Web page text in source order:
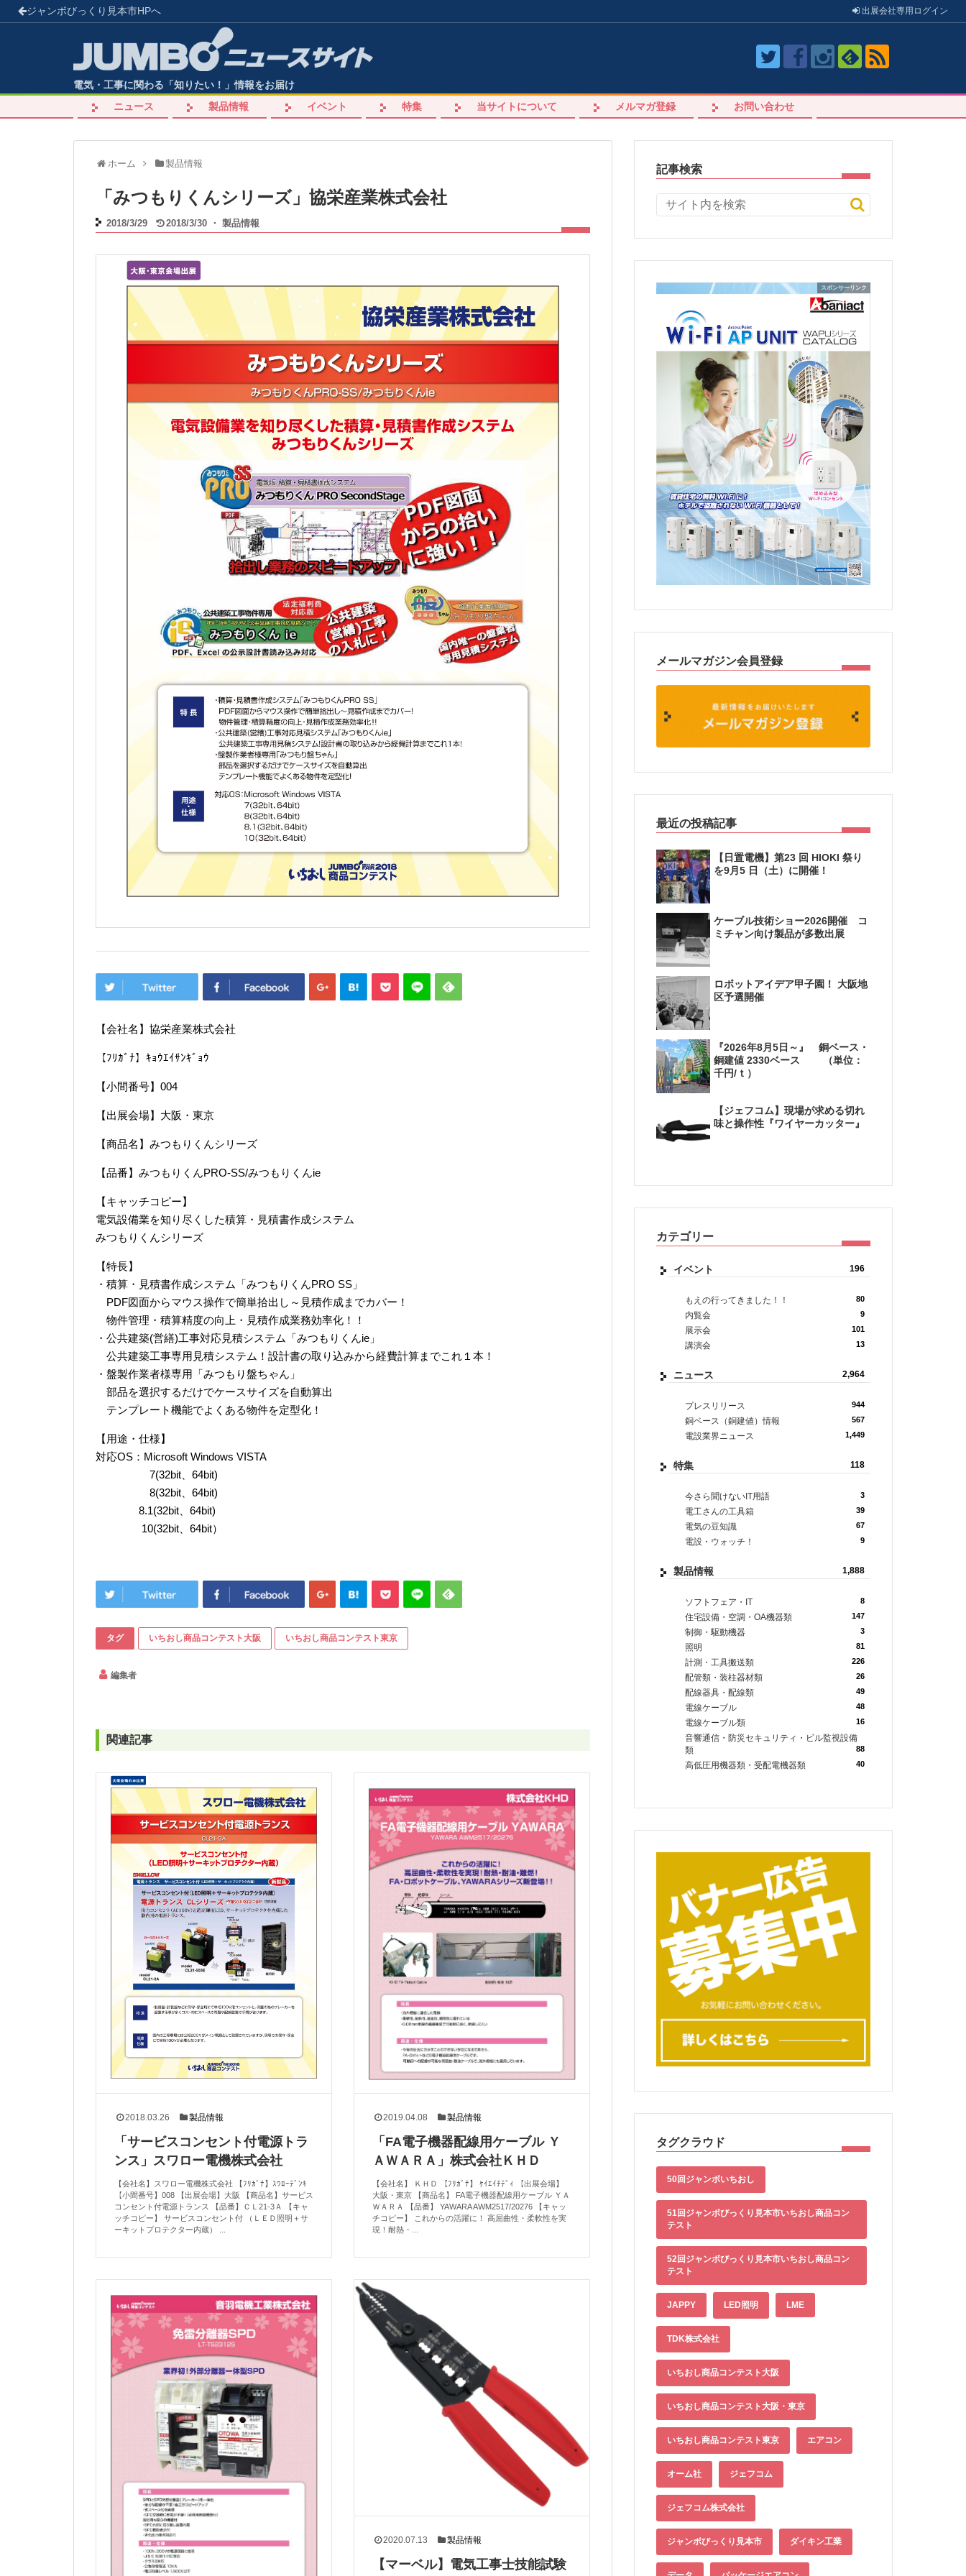
ジャンボびっくり見本市HPへ 出展会社専用 ログイン
電気・工事に関わる「知りたい！」情報をお届け
ニュース
製品情報 イベント 特集 当サイトについて メルマガ登録 お問い合わせ
ホーム 製品情報
「みつもりくんシリーズ」協栄産業株式会社
2018/3/29 2018/3/30・ 製品情報
【会社名】協栄産業株式会社
【ﾌﾘｶﾞﾅ】ｷｮｳｴｲｻﾝｷﾞｮｳ
【小間番号】004
【出展会場】大阪・東京
【商品名】みつもりくんシリーズ
【品番】みつもりくんPRO-SS/みつもりくんie
【キャッチコピー】
電気設備業を知り尽くした積算・見積書作成システム
みつもりくんシリーズ
【特長】
・積算・見積書作成システム「みつもりくんPRO SS」
PDF図面からマウス操作で簡単拾出し～見積作成までカバー！
物件管理・積算精度の向上・見積作成業務効率化！！
・公共建築(営繕)工事対応見積システム「みつもりくんie」
公共建築工事専用見積システム！設計書の取り込みから経費計算までこれ１本！
・盤製作業者様専用「みつもり盤ちゃん」
部品を選択するだけでケースサイズを自動算出
テンプレート機能でよくある物件を定型化！
【用途・仕様】
対応OS：Microsoft Windows VISTA
7(32bit、64bit)
8(32bit、64bit)
8.1(32bit、64bit)
10(32bit、64bit）
タグ いちおし商品コンテスト大阪 いちおし商品コンテスト東京
編集者
関連記事
2018.03.26 製品情報
「サービスコンセント付電源トラ
ンス」スワロー電機株式会社
【会社名】スワロー電機株式会社 【ﾌﾘｶﾞﾅ】ｽﾜﾛｰﾃﾞﾝｷ
【小間番号】008 【出展会場】大阪 【商品名】サービス
コンセント付電源トランス 【品番】ＣＬ21-3Ａ 【キャ
ッチコピー】 サービスコンセント付 （ＬＥＤ照明＋サ
ーキットプロテクター内蔵） ...
2019.04.08 製品情報
「FA電子機器配線用ケーブル Ｙ
ＡＷＡＲＡ」株式会社ＫＨＤ
【会社名】 ＫＨＤ 【ﾌﾘｶﾞﾅ】 ｹｲｴｲﾁﾃﾞｨ 【出展会場】
大阪・東京 【商品名】 FA電子機器配線用ケーブル ＹＡ
ＷＡＲＡ 【品番】 YAWARA AWM2517/20276 【キャッ
チコピー】 これからの活躍に！ 高屈曲性・柔軟性を実
現！耐熱・...
2020.07.13 製品情報
【マーベル】電気工事士技能試験
記事検索
メールマガジン会員登録
最近の投稿記事
【日置電機】第23 回 HIOKI 祭り
を9月5 日（土）に開催！
ケーブル技術ショー2026開催 コ
ミチャン向け製品が多数出展
ロボットアイデア甲子園！ 大阪地
区予選開催
『2026年8月5日～』 銅ベース・
銅建値 2330ベース （単位：
千円/ｔ）
【ジェフコム】現場が求める切れ
味と操作性『ワイヤーカッター』
カテゴリー
イベント 196
もえの行ってきました！！ 80
内覧会 9
展示会 101
講演会 13
ニュース 2,964
プレスリリース 944
銅ベース（銅建値）情報 567
電設業界ニュース 1,449
特集 118
今さら聞けないIT用語 3
電工さんの工具箱 39
電気の豆知識 67
電設・ウォッチ！ 9
製品情報 1,888
ソフトフェア・IT 8
住宅設備・空調・OA機器類 147
制御・駆動機器 3
照明 81
計測・工具搬送類 226
配管類・装柱器材類 26
配線器具・配線類 49
電線ケーブル 48
電線ケーブル類 16
音響通信・防災セキュリティ・ビル監視設備
類
88
高低圧用機器類・受配電機器類 40
タグクラウド
50回ジャンボいちおし
51回ジャンボびっくり見本市いちおし商品コン
テスト
52回ジャンボびっくり見本市いちおし商品コン
テスト
JAPPY LED照明 LME
TDK株式会社
いちおし商品コンテスト大阪
いちおし商品コンテスト大阪・東京
いちおし商品コンテスト東京 エアコン
オーム社 ジェフコム
ジェフコム株式会社
ジャンボびっくり見本市 ダイキン工業